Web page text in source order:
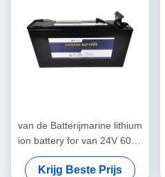
van de Batterijmarine lithium
ion battery for van 24V 60Ah
LiFePO4 de
Telecommunicatietorens
Krijg Beste Prijs